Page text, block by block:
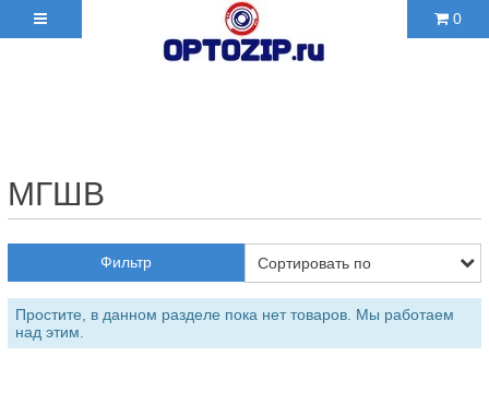
0
МГШВ
Фильтр
Простите, в данном разделе пока нет товаров. Мы работаем
над этим.